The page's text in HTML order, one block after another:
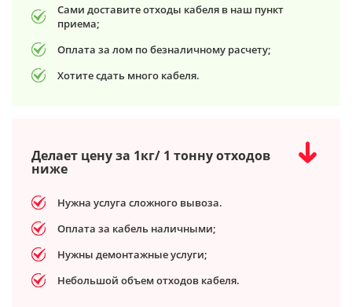
Сами доставите отходы кабеля в наш пункт
приема;
Оплата за лом по безналичному расчету;
Хотите сдать много кабеля.
Делает цену за 1кг/ 1 тонну отходов
ниже
Нужна услуга сложного вывоза.
Оплата за кабель наличными;
Нужны демонтажные услуги;
Небольшой объем отходов кабеля.